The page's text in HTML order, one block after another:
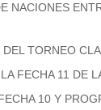
NACIONES
TORNEO
FECHA 11 DE
10 Y